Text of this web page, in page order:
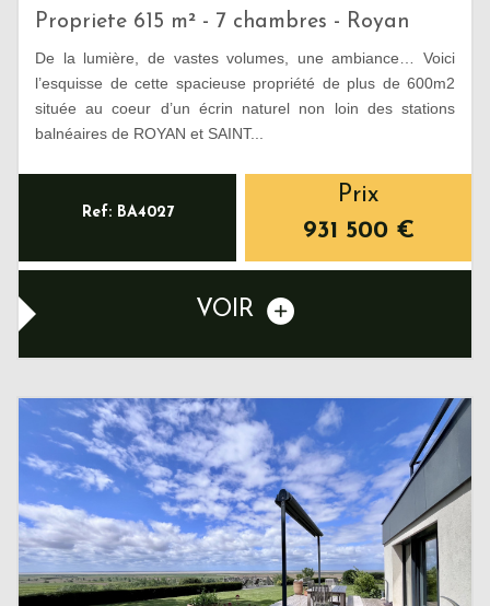
Propriete 615 m² - 7 chambres - Royan
De la lumière, de vastes volumes, une ambiance… Voici
l’esquisse de cette spacieuse propriété de plus de 600m2
située au coeur d’un écrin naturel non loin des stations
balnéaires de ROYAN et SAINT...
Ref: BA4027
Prix
931 500 €
VOIR